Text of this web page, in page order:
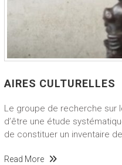
AIRES CULTURELLES
Le groupe de recherche sur
d’être une étude
de constituer un inventaire de
Read More